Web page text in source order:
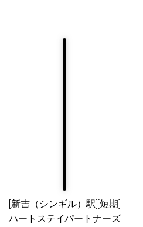
[新吉（シンギル）駅][短期]
ハートステイパートナーズ